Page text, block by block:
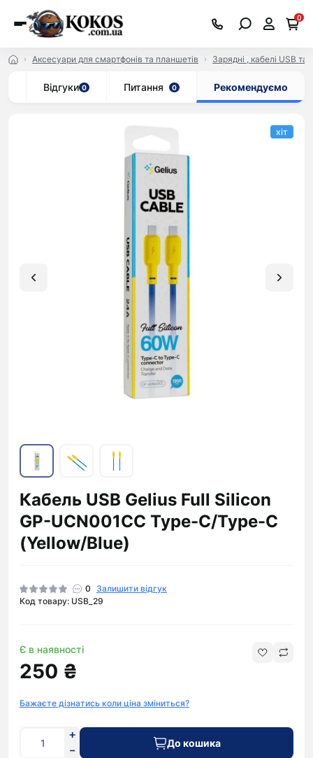
0
Аксесуари для смартфонів та планшетів Зарядні , кабелі USB та
Відгуки 0 Питання 0 Рекомендуємо
хіт
Кабель USB Gelius Full Silicon
GP-UCN001CC Type-C/Type-C
(Yellow/Blue)
0
Залишити відгук
Код товару: USB_29
Є в наявності
250 ₴
Бажаєте дізнатись коли ціна зміниться?
До кошика